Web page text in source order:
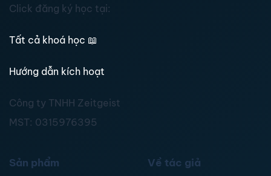
Click đăng ký học tại:
Tất cả khoá học 📖
Hướng dẫn kích hoạt
Công ty TNHH Zeitgeist
MST: 0315976395
Sản phẩm Về tác giả